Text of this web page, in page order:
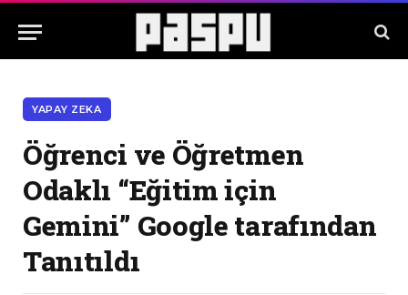
YAPAY ZEKA
Öğrenci ve Öğretmen
Odaklı “Eğitim için
Gemini” Google tarafından
Tanıtıldı